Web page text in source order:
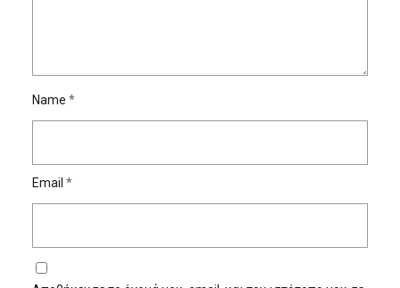
Name *
Email *